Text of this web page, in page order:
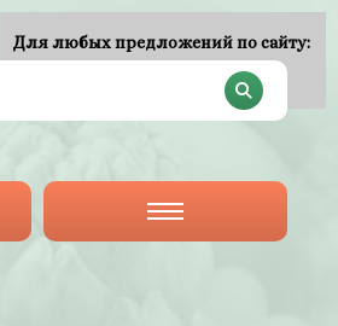
Для любых предложений по сайту: